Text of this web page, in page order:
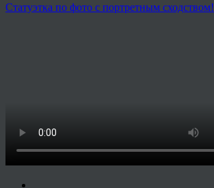
Статуэтка по фото с портретным сходством!